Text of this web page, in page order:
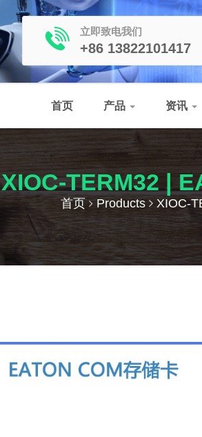
立即致电我们
+86 13822101417
首页 产品 资讯
XIOC-TERM32 |
首页 Products XIOC-